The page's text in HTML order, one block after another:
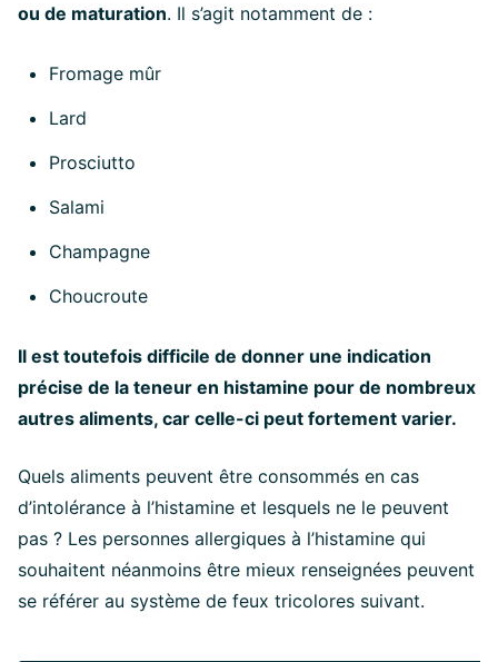
ou de maturation. Il s’agit notamment de :
Fromage mûr
Lard
Prosciutto
Salami
Champagne
Choucroute
Il est toutefois difficile de donner une indication
précise de la teneur en histamine pour de nombreux
autres aliments, car celle-ci peut fortement varier.
Quels aliments peuvent être consommés en cas
d’intolérance à l’histamine et lesquels ne le peuvent
pas ? Les personnes allergiques à l’histamine qui
souhaitent néanmoins être mieux renseignées peuvent
se référer au système de feux tricolores suivant.